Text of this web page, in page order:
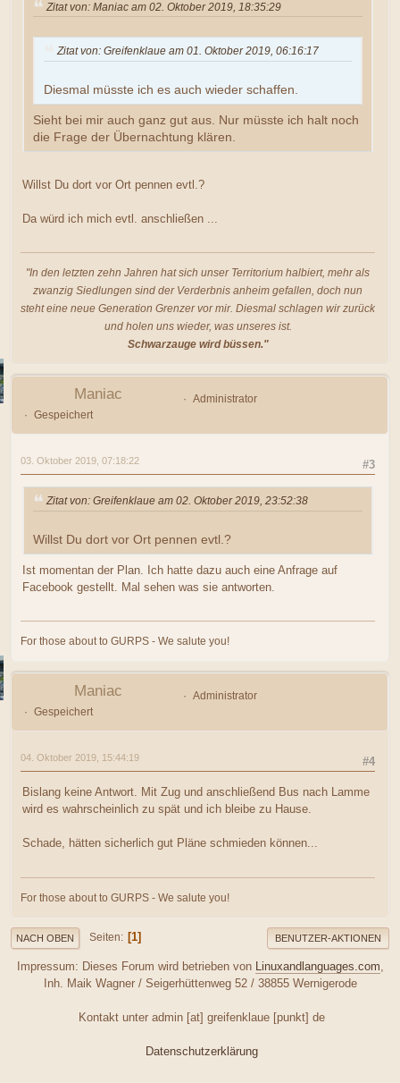
Zitat von: Maniac am 02. Oktober 2019, 18:35:29
Zitat von: Greifenklaue am 01. Oktober 2019, 06:16:17
Diesmal müsste ich es auch wieder schaffen.
Sieht bei mir auch ganz gut aus. Nur müsste ich halt noch
die Frage der Übernachtung klären.
Willst Du dort vor Ort pennen evtl.?
Da würd ich mich evtl. anschließen ...
"In den letzten zehn Jahren hat sich unser Territorium halbiert, mehr als
zwanzig Siedlungen sind der Verderbnis anheim gefallen, doch nun
steht eine neue Generation Grenzer vor mir. Diesmal schlagen wir zurück
und holen uns wieder, was unseres ist.
Schwarzauge wird büssen."
Maniac
Administrator
Gespeichert
#3
03. Oktober 2019, 07:18:22
Zitat von: Greifenklaue am 02. Oktober 2019, 23:52:38
Willst Du dort vor Ort pennen evtl.?
Ist momentan der Plan. Ich hatte dazu auch eine Anfrage auf
Facebook gestellt. Mal sehen was sie antworten.
For those about to GURPS - We salute you!
Maniac
Administrator
Gespeichert
#4
04. Oktober 2019, 15:44:19
Bislang keine Antwort. Mit Zug und anschließend Bus nach Lamme
wird es wahrscheinlich zu spät und ich bleibe zu Hause.
Schade, hätten sicherlich gut Pläne schmieden können...
For those about to GURPS - We salute you!
NACH OBEN Seiten 1 BENUTZER-AKTIONEN
Impressum: Dieses Forum wird betrieben von Linuxandlanguages.com
Inh. Maik Wagner / Seigerhüttenweg 52 / 38855 Wernigerode
Kontakt unter admin [at] greifenklaue [punkt] de
Datenschutzerklärung